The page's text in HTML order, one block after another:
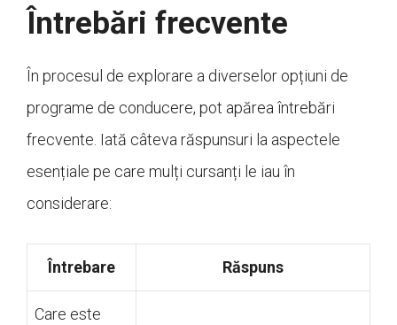
Întrebări frecvente
În procesul de explorare a diverselor opțiuni de
programe de conducere, pot apărea întrebări
frecvente. Iată câteva răspunsuri la aspectele
esențiale pe care mulți cursanți le iau în
considerare:
Întrebare Răspuns
Care este